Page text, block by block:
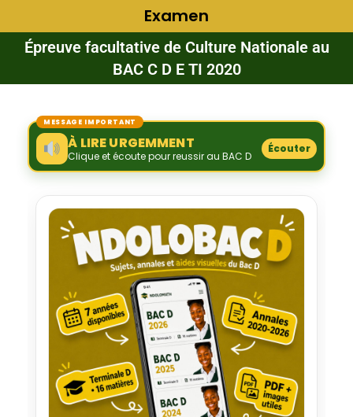
Examen
Épreuve facultative de Culture Nationale au
BAC C D E TI 2020
MESSAGE IMPORTANT
À LIRE URGEMMENT
Clique et écoute pour reussir au BAC D
Écouter